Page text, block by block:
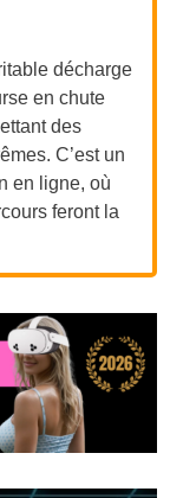
décharge
en chute
des
C’est un
en ligne, où
feront la